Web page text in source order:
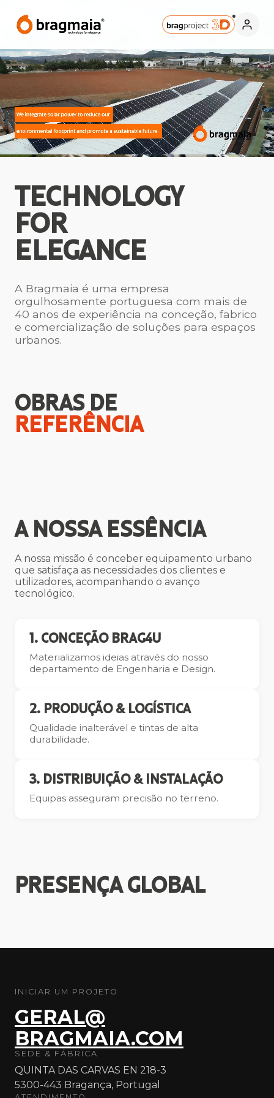
TECHNOLOGY
FOR
ELEGANCE
A Bragmaia é uma empresa
orgulhosamente portuguesa com mais de
40 anos de experiência na conceção, fabrico
e comercialização de soluções para espaços
urbanos.
OBRAS DE
REFERÊNCIA
A NOSSA ESSÊNCIA
A nossa missão é conceber equipamento urbano
que satisfaça as necessidades dos clientes e
utilizadores, acompanhando o avanço
tecnológico.
1. CONCEÇÃO BRAG4U
Materializamos ideias através do nosso
departamento de Engenharia e Design.
2. PRODUÇÃO & LOGÍSTICA
Qualidade inalterável e tintas de alta
durabilidade.
3. DISTRIBUIÇÃO & INSTALAÇÃO
Equipas asseguram precisão no terreno.
PRESENÇA GLOBAL
INICIAR UM PROJETO
GERAL@
BRAGMAIA.COM
SEDE & FÁBRICA
QUINTA DAS CARVAS EN 218-3
5300-443 Bragança, Portugal